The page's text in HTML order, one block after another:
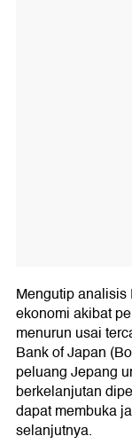
Mengutip
ekonomi akibat
menurun usai
Bank of Japan
peluang Jepang
berkelanjutan
dapat membuka
selanjutnya.